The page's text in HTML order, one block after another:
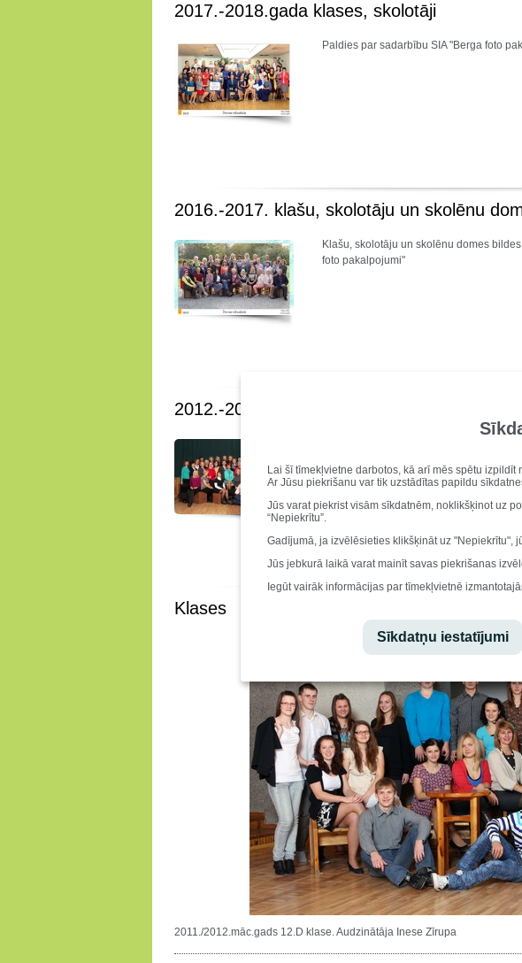
Lai šī tīmekļvietne darbotos, kā arī mēs spētu
Ar Jūsu piekrišanu var tik uzstādītas papildu
Jūs varat piekrist visām sīkdatnēm, noklikšķinot uz
“Nepiekrītu”.
Gadījumā, ja izvēlēsieties klikšķināt uz "Nepiekrītu",
Jūs jebkurā laikā varat mainīt savas piekrišanas
Iegūt vairāk informācijas par tīmekļvietnē
Sīkdatņu iestatījumi
2017.-2018.gada klases, skolotāji
Paldies par sadarbību SIA "Berga foto
2016.-2017. klašu, skolotāju un skolēnu
Klašu, skolotāju un skolēnu domes
foto pakalpojumi"
2012.-2013. klašu, skolotāju, biedrību,
Klases
2011./2012.māc.gads 12.D klase. Audzinātāja Inese Zīrupa